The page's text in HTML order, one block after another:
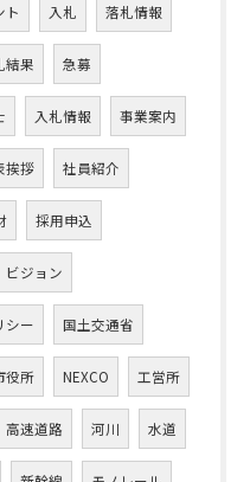
ト 入札 落札情報
結果 急募
入札情報 事業案内
挨拶 社員紹介
採用申込
ビジョン
シー 国土交通省
役所 NEXCO 工営所
高速道路 河川 水道